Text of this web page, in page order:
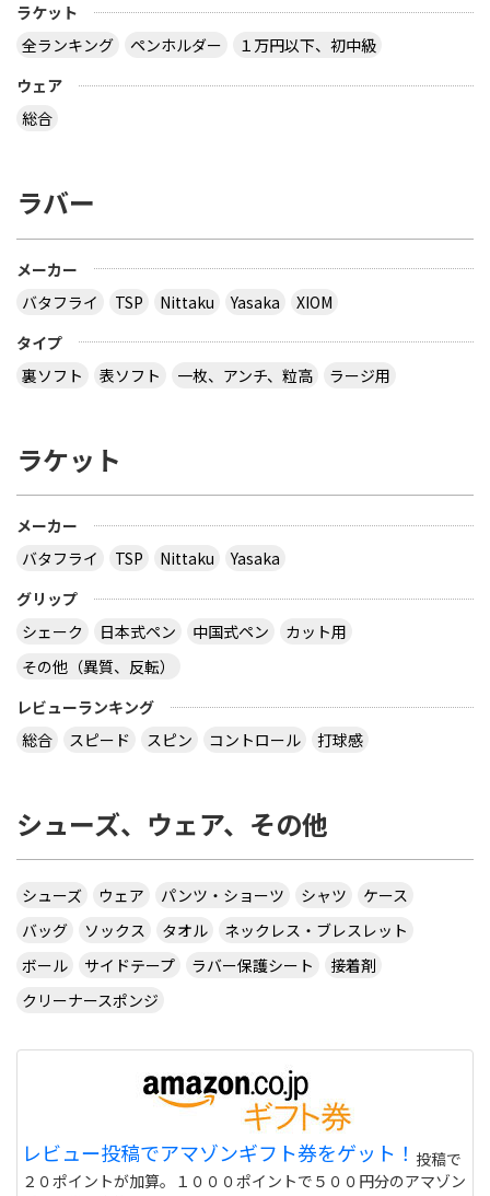
ラケット
全ランキング
ペンホルダー
１万円以下、初中級
ウェア
総合
ラバー
メーカー
バタフライ
TSP Nittaku Yasaka
XIOM
タイプ
裏ソフト
表ソフト 一枚、アンチ、粒高 ラージ用
ラケット
メーカー
バタフライ
TSP Nittaku
Yasaka
グリップ
シェーク
日本式ペン 中国式ペン
カット用
その他（異質、反転）
レビューランキング
総合
スピード スピン コントロール 打球感
シューズ、ウェア、その他
シューズ ウェア パンツ・ショーツ シャツ
ケース
バッグ
ソックス タオル
ネックレス・ブレスレット
ボール
サイドテープ ラバー保護シート
接着剤
クリーナースポンジ
レビュー投稿でアマゾンギフト券をゲット！ 投稿で
２０ポイントが加算。１０００ポイントで５００円分のアマゾン